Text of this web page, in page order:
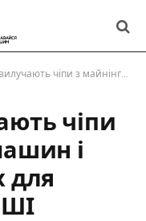
майнінгових машин і перепродають їх для використання в ШІ
чіпи
і
для